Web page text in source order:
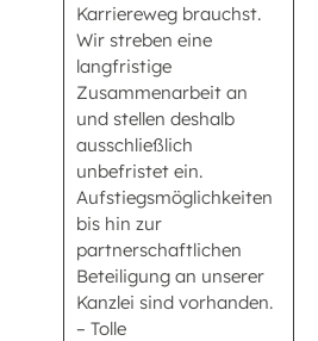
Karriereweg brauchst.
Wir streben eine
langfristige
Zusammenarbeit an
und stellen deshalb
ausschließlich
unbefristet ein.
Aufstiegsmöglichkeiten
bis hin zur
partnerschaftlichen
Beteiligung an unserer
Kanzlei sind vorhanden.
– Tolle